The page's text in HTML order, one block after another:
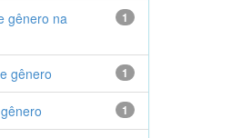
1
gênero na
1
gênero
1